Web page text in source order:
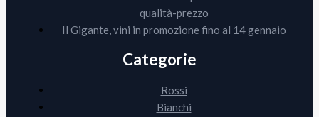
qualità-prezzo
Il Gigante, vini in promozione fino al 14 gennaio
Categorie
Rossi
Bianchi